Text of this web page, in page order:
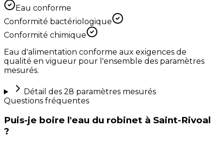
Eau conforme
Conformité bactériologique
Conformité chimique
Eau d'alimentation conforme aux exigences de
qualité en vigueur pour l'ensemble des paramètres
mesurés.
Détail des 28 paramètres mesurés
Questions fréquentes
Puis-je boire l'eau du robinet à Saint-Rivoal
?